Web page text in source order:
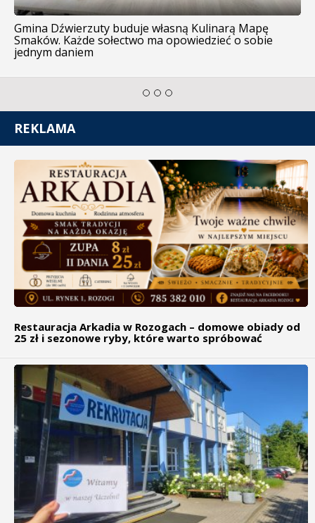
Gmina Dźwierzuty buduje własną Kulinarą Mapę
Smaków. Każde sołectwo ma opowiedzieć o sobie
jednym daniem
REKLAMA
Restauracja Arkadia w Rozogach – domowe obiady od
25 zł i sezonowe ryby, które warto spróbować